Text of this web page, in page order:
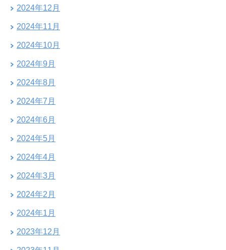
2024年12月
2024年11月
2024年10月
2024年9月
2024年8月
2024年7月
2024年6月
2024年5月
2024年4月
2024年3月
2024年2月
2024年1月
2023年12月